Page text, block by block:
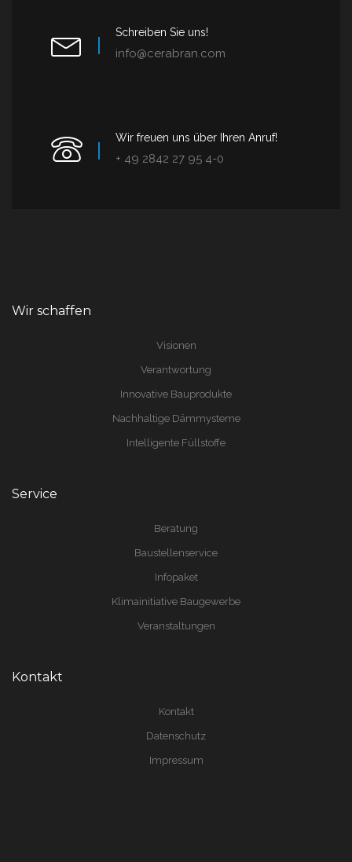
Schreiben Sie uns!
info@cerabran.com
Wir freuen uns über Ihren Anruf!
+ 49 2842 27 95 4-0
Wir schaffen
Visionen
Verantwortung
Innovative Bauprodukte
Nachhaltige Dämmysteme
Intelligente Füllstoffe
Service
Beratung
Baustellenservice
Infopaket
Klimainitiative Baugewerbe
Veranstaltungen
Kontakt
Kontakt
Datenschutz
Impressum